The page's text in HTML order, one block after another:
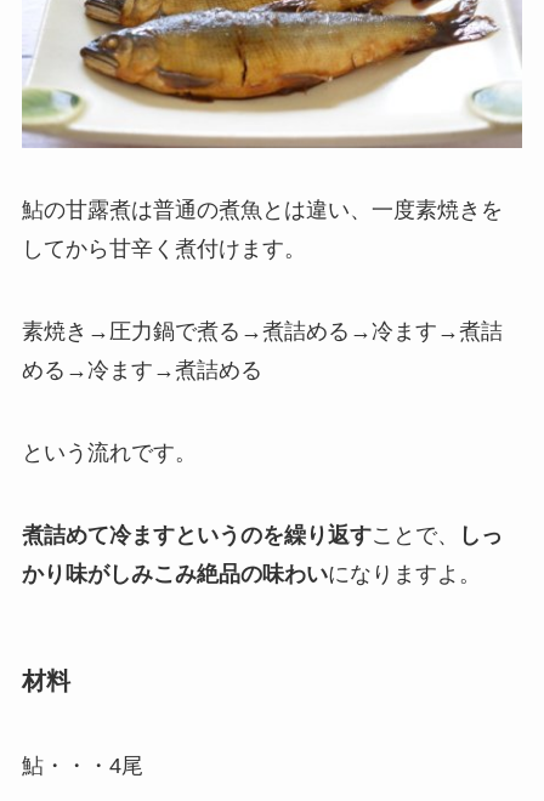
鮎の甘露煮は普通の煮魚とは違い、 一度素焼きを
してから甘辛く煮付けます。
素焼き→圧力鍋で煮る→煮詰める→冷ます→煮詰
める→冷ます→煮詰める
という流れです。
煮詰めて冷ますというのを繰り返すことで、
しっ
かり味がしみこみ絶品の味わいになりますよ。
材料
鮎・・・4尾